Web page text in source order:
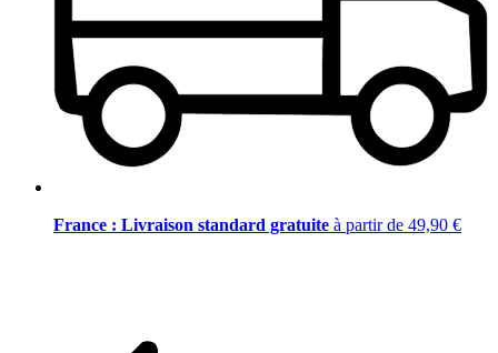
France : Livraison standard gratuite à partir de 49,90 €